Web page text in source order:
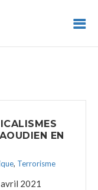
EN
, Terrorisme
2021